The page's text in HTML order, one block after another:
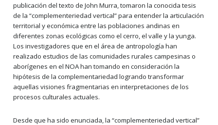
publicación del texto de John Murra, tomaron la conocida tesis
de la “complementeriedad vertical” para entender la articulación
territorial y económica entre las poblaciones andinas en
diferentes zonas ecológicas como el cerro, el valle y la yunga.
Los investigadores que en el área de antropología han
realizado estudios de las comunidades rurales campesinas o
aborígenes en el NOA han tomando en consideración la
hipótesis de la complementariedad logrando transformar
aquellas visiones fragmentarias en interpretaciones de los
procesos culturales actuales.
Desde que ha sido enunciada, la “complementeriedad vertical”